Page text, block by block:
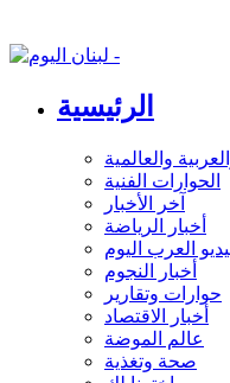
الرئيسية
والعالمية
الحوارات الفنية
آخر الأخبار
أخبار الرياضة
العرب اليوم
أخبار النجوم
حوارات وتقارير
أخبار الاقتصاد
عالم الموضة
صحة وتغذية